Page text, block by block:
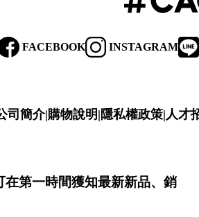
FACEBOOK INSTAGRAM
司簡介|購物說明 |隱私權政策|人才
第一時間獲知最新新品、銷